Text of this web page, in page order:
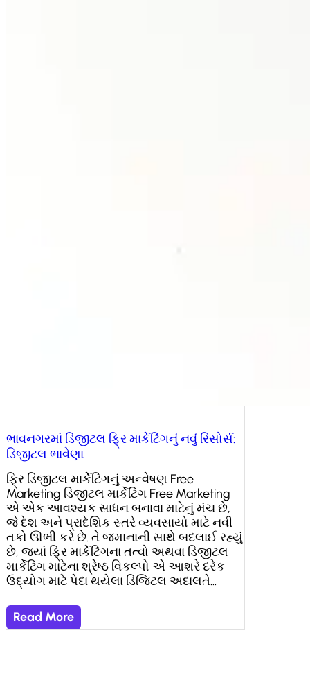
ભાવનગરમાં ડિજીટલ ફ્રિ માર્કેટિંગનું નવું રિસોર્સ:
ડિજીટલ ભાવેણા
ફ્રિ ડિજીટલ માર્કેટિંગનું અન્વેષણ Free
Marketing ડિજીટલ માર્કેટિંગ Free Marketing
એ એક આવશ્યક સાધન બનાવા માટેનું મંચ છે,
જે દેશ અને પ્રાદેશિક સ્તરે વ્યવસાયો માટે નવી
તકો ઊભી કરે છે. તે જમાનાની સાથે બદલાઈ રહ્યું
છે, જ્યાં ફ્રિ માર્કેટિંગના તત્વો અથવા ડિજીટલ
માર્કેટિંગ માટેના શ્રેષ્ઠ વિકલ્પો એ આશરે દરેક
ઉદ્યોગ માટે પેદા થયેલા ડિજિટલ અદાલતે…
Read More